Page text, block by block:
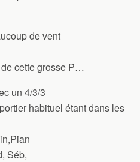
de vent
cette grosse P…
un 4/3/3
habituel étant dans les
Séb,